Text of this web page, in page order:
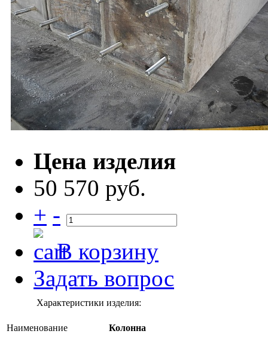
Цена изделия
50 570 руб.
+ -
В корзину
Задать вопрос
Характеристики изделия:
Наименование Колонна